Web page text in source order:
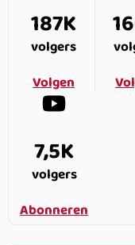
187K
volgers
Volgen
7,5K
volgers
Abonneren